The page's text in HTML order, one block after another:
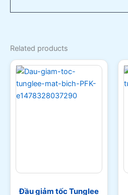
Related products
Đầu giảm tốc Tunglee